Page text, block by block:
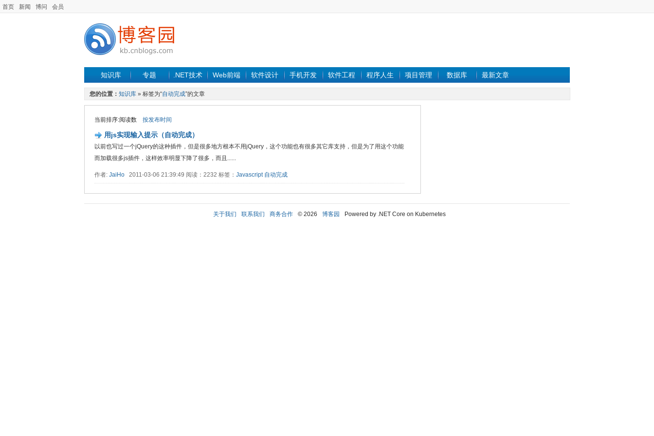
首页 新闻 博问 会员
知识库 专题 .NET技术 Web前端 软件设计 手机开发 软件工程 程序人生 项目管理 数据库 最新文章
您的位置： 知识库 » 标签为“自动完成”的文章
当前排序:阅读数 按发布时间
用js实现输入提示（自动完成）
以前也写过一个jQuery的这种插件，但是很多地方根本不用jQuery，这个功能也有很多其它库支持，但是为了用这个功能
而加载很多js插件，这样效率明显下降了很多，而且......
作者: JaiHo 2011-03-06 21:39:49 阅读：2232 标签： Javascript 自动完成
关于我们 联系我们 商务合作 © 2026 博客园 Powered by .NET Core on Kubernetes